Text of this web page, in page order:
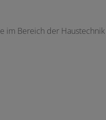
im Bereich der